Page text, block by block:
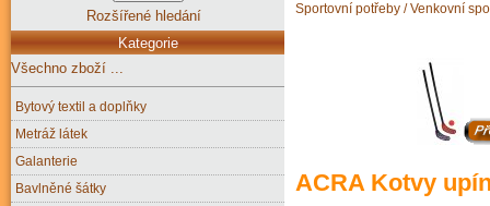
Sportovní potřeby / Venkovní
ACRA Kotvy
Rozšířené hledání
Kategorie
Všechno zboží ...
Bytový textil a doplňky
Metráž látek
Galanterie
Bavlněné šátky